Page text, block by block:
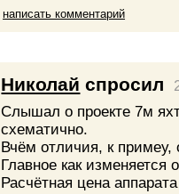
написать комментарий
Николай спросил
Cлышал о проекте 7м
схематично.
Вчём отличия, к
Главное как изменяется
Расчётная цена